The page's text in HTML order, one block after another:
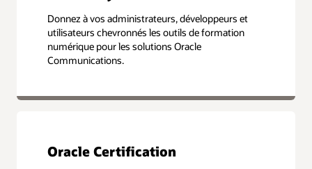
Donnez à vos administrateurs, développeurs et
utilisateurs chevronnés les outils de formation
numérique pour les solutions Oracle
Communications.
Oracle Certification